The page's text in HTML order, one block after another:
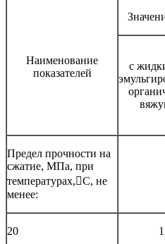
Наименование
показателей
с
Предел прочности на
сжатие, МПа, при
температурах,С, не
менее:
20